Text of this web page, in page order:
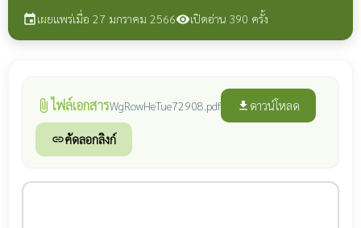
eventเผยแพร่เมื่อ 27 มกราคม 2566visibilityเปิดอ่าน 390 ครั้ง
attach_file ไฟล์เอกสารWgRowHeTue72908.pdf file_download ดาวน์โหลด
linkคัดลอกลิงก์